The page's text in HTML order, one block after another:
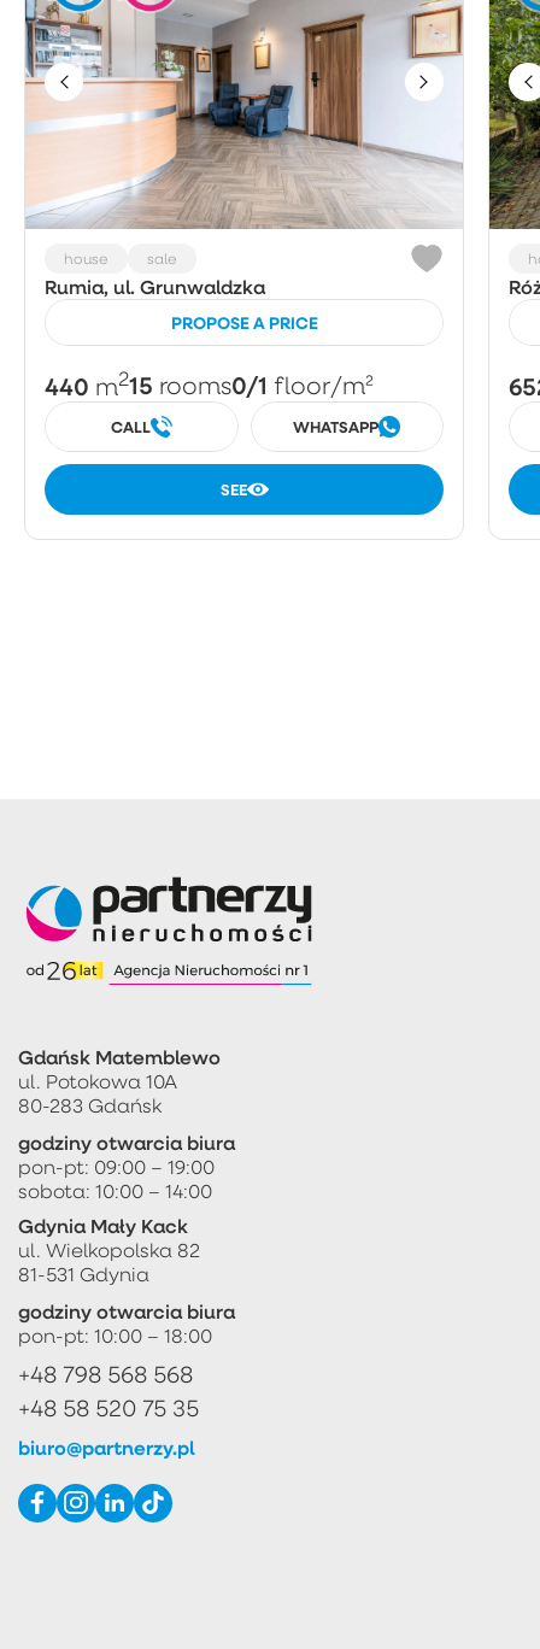
house sale
Rumia, ul. Grunwaldzka
PROPOSE A PRICE
440 m215 rooms0/1 floor/m²
CALL WHATSAPP
SEE
Gdańsk Matemblewo
ul. Potokowa 10A
80-283 Gdańsk
godziny otwarcia biura
pon-pt: 09:00 – 19:00
sobota: 10:00 – 14:00
Gdynia Mały Kack
ul. Wielkopolska 82
81-531 Gdynia
godziny otwarcia biura
pon-pt: 10:00 – 18:00
+48 798 568 568
+48 58 520 75 35
biuro@partnerzy.pl